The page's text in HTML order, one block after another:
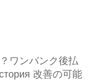
ワンバンク後払
改善の可能